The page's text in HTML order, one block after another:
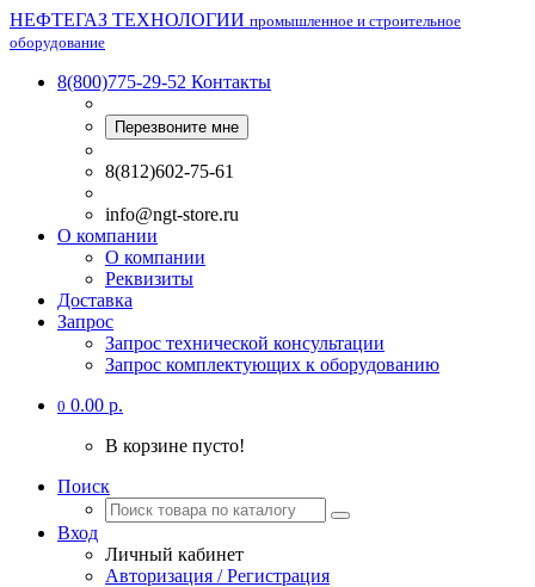
НЕФТЕГАЗ ТЕХНОЛОГИИ промышленное и строительное
оборудование
8(800)775-29-52 Контакты
Перезвоните мне
8(812)602-75-61
info@ngt-store.ru
О компании
О компании
Реквизиты
Доставка
Запрос
Запрос технической консультации
Запрос комплектующих к оборудованию
0 0.00 р.
В корзине пусто!
Поиск
Вход
Личный кабинет
Авторизация / Регистрация